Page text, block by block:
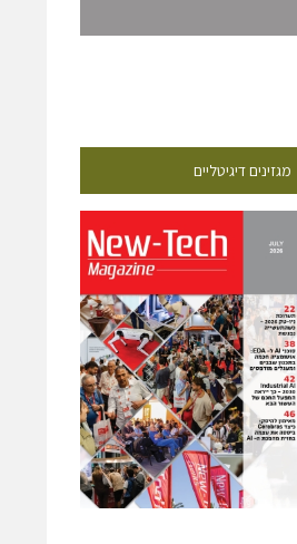
מגזינים דיגיטליים